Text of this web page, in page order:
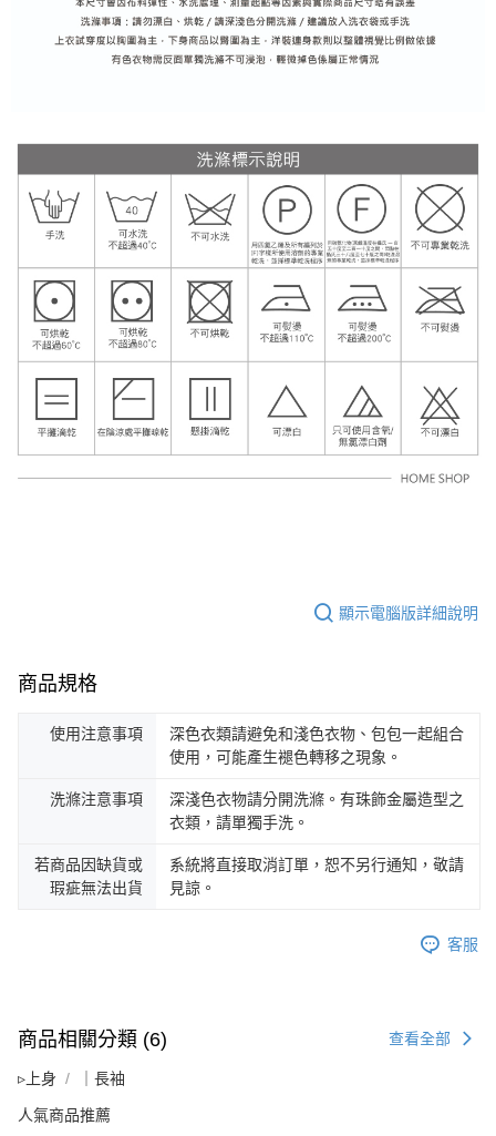
顯示電腦版詳細說明
商品規格
使用注意事項
深色衣類請避免和淺色衣物、包包一起組合
使用，可能產生褪色轉移之現象。
洗滌注意事項
深淺色衣物請分開洗滌。有珠飾金屬造型之
衣類，請單獨手洗。
若商品因缺貨或
瑕疵無法出貨
系統將直接取消訂單，恕不另行通知，敬請
見諒。
客服
商品相關分類 (6) 查看全部
▹上身 ｜長袖
人氣商品推薦